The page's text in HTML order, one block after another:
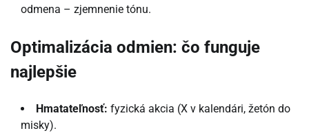
odmena – zjemnenie tónu.
Optimalizácia odmien: čo funguje
najlepšie
Hmatateľnosť: fyzická akcia (X v kalendári, žetón do
misky).